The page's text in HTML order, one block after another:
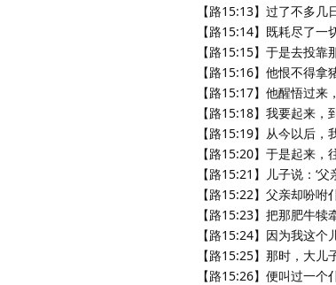
【路15:13】过了不多
【路15:14】既耗尽了一
【路15:15】于是去投靠
【路15:16】他恨不得拿
【路15:17】他醒悟过
【路15:18】我要起来
【路15:19】从今以后
【路15:20】于是起来
【路15:21】儿子说：‘
【路15:22】父亲却吩
【路15:23】把那肥牛犊
【路15:24】因为我这个
【路15:25】那时，大
【路15:26】便叫过一个